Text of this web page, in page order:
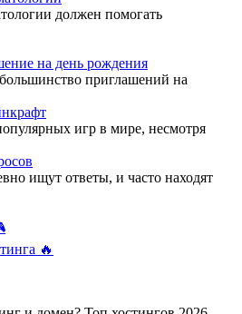
должен помогать
на день рождения
приглашений на
игр в мире, несмотря
ищут ответы, и часто находят
🔥